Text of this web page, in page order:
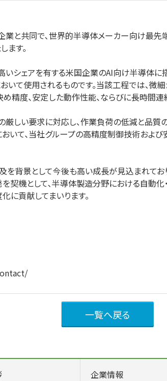
業と共同で、世界的半導体メーカー向け最
ます。
シェアを有する米国企業のAI向け半導体に
いて使用されるものです。当該工程では、微
精度、安定した動作性能、ならびに長時間
厳しい要求に対応し、作業負荷の低減と品質
いて、当社グループの高精度制御技術およ
を背景として今後も高い成長が見込まれて
契機として、半導体製造分野における自動
に貢献してまいります。
一覧へ戻る
企業情報